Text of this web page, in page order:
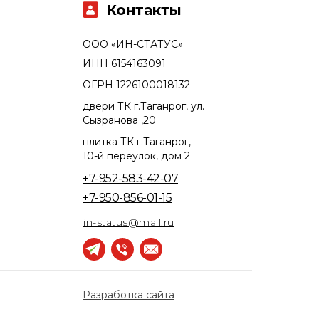
+7-950-856-01-15
+7-952-583-42-07
ООО «ИН-СТАТУС»
плитка ТК г.Таганрог,
10-й переулок, дом 2
двери ТК г.Таганрог, ул.
Сызранова ,20
ОГРН 1226100018132
ИНН 6154163091
Разработка сайта
in-status@mail.ru
Контакты